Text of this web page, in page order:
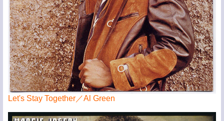
Let's Stay Together／Al Green